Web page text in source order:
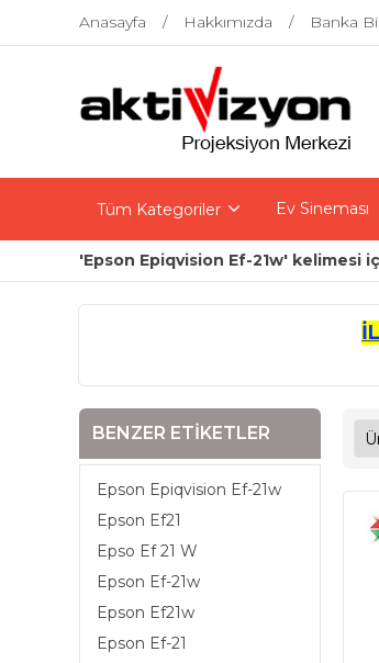
Anasayfa Hakkımızda Banka
Tüm Kategoriler Ev Sineması
'Epson Epiqvision Ef-21w' kelimesi
BENZER ETIKETLER
Epson Epiqvision Ef-21w
Epson Ef21
Epso Ef 21 W
Epson Ef-21w
Epson Ef21w
Epson Ef-21